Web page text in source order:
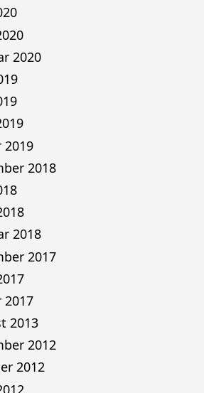
2020
2019
2018
2018
2017
2017
2013
2012
2012